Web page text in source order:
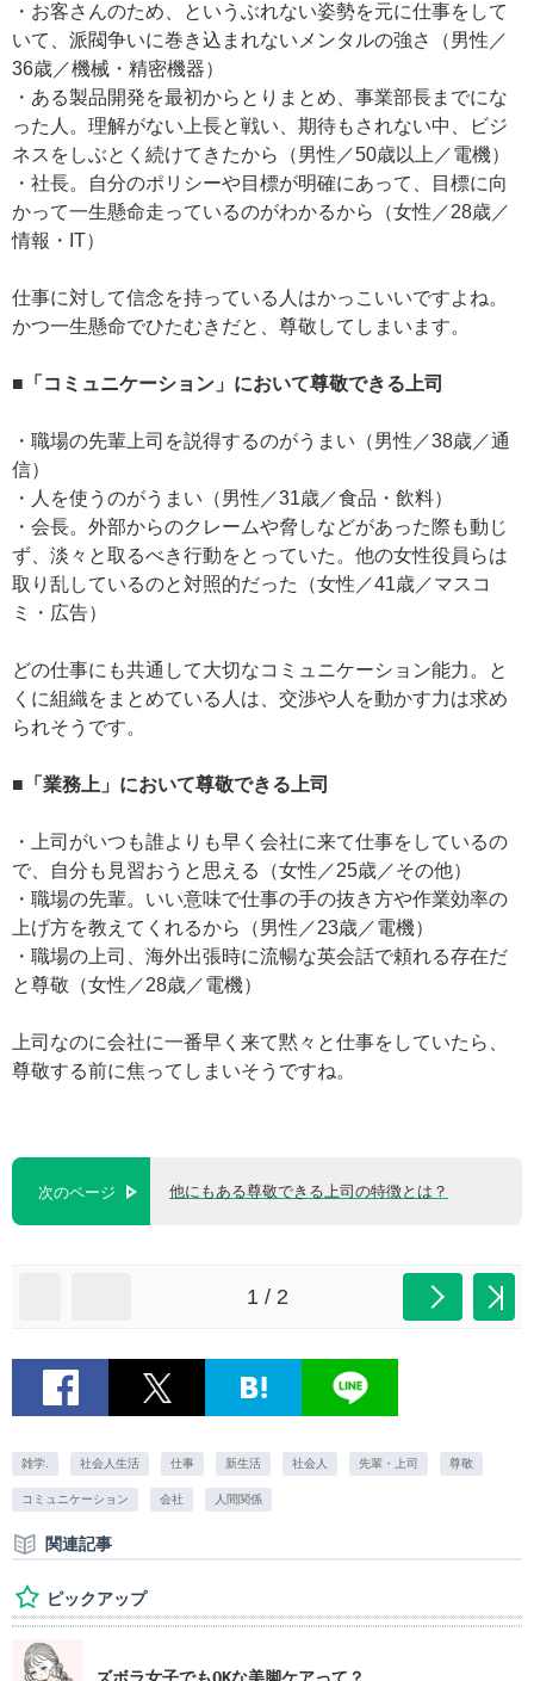
・お客さんのため、というぶれない姿勢を元に仕事をして
いて、派閥争いに巻き込まれないメンタルの強さ（男性／
36歳／機械・精密機器）
・ある製品開発を最初からとりまとめ、事業部長までにな
った人。理解がない上長と戦い、期待もされない中、ビジ
ネスをしぶとく続けてきたから（男性／50歳以上／電機）
・社長。自分のポリシーや目標が明確にあって、目標に向
かって一生懸命走っているのがわかるから（女性／28歳／
情報・IT）
仕事に対して信念を持っている人はかっこいいですよね。
かつ一生懸命でひたむきだと、尊敬してしまいます。
■「コミュニケーション」において尊敬できる上司
・職場の先輩上司を説得するのがうまい（男性／38歳／通
信）
・人を使うのがうまい（男性／31歳／食品・飲料）
・会長。外部からのクレームや脅しなどがあった際も動じ
ず、淡々と取るべき行動をとっていた。他の女性役員らは
取り乱しているのと対照的だった（女性／41歳／マスコ
ミ・広告）
どの仕事にも共通して大切なコミュニケーション能力。と
くに組織をまとめている人は、交渉や人を動かす力は求め
られそうです。
■「業務上」において尊敬できる上司
・上司がいつも誰よりも早く会社に来て仕事をしているの
で、自分も見習おうと思える（女性／25歳／その他）
・職場の先輩。いい意味で仕事の手の抜き方や作業効率の
上げ方を教えてくれるから（男性／23歳／電機）
・職場の上司、海外出張時に流暢な英会話で頼れる存在だ
と尊敬（女性／28歳／電機）
上司なのに会社に一番早く来て黙々と仕事をしていたら、
尊敬する前に焦ってしまいそうですね。
次のページ 他にもある尊敬できる上司の特徴とは？
1 / 2
雑学. 社会人生活 仕事 新生活 社会人 先輩・上司 尊敬
コミュニケーション 会社 人間関係
関連記事
ピックアップ